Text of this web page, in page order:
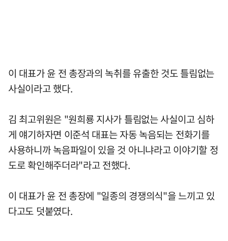
이 대표가 윤 전 총장과의 녹취를 유출한 것도 틀림없는
사실이라고 했다.
김 최고위원은 "원희룡 지사가 틀림없는 사실이고 심하
게 얘기하자면 이준석 대표는 자동 녹음되는 전화기를
사용하니까 녹음파일이 있을 것 아니냐라고 이야기할 정
도로 확인해주더라"라고 전했다.
이 대표가 윤 전 총장에 "일종의 경쟁의식"을 느끼고 있
다고도 덧붙였다.